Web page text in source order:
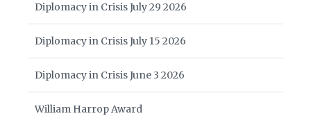
Diplomacy in Crisis July 29 2026
Diplomacy in Crisis July 15 2026
Diplomacy in Crisis June 3 2026
William Harrop Award